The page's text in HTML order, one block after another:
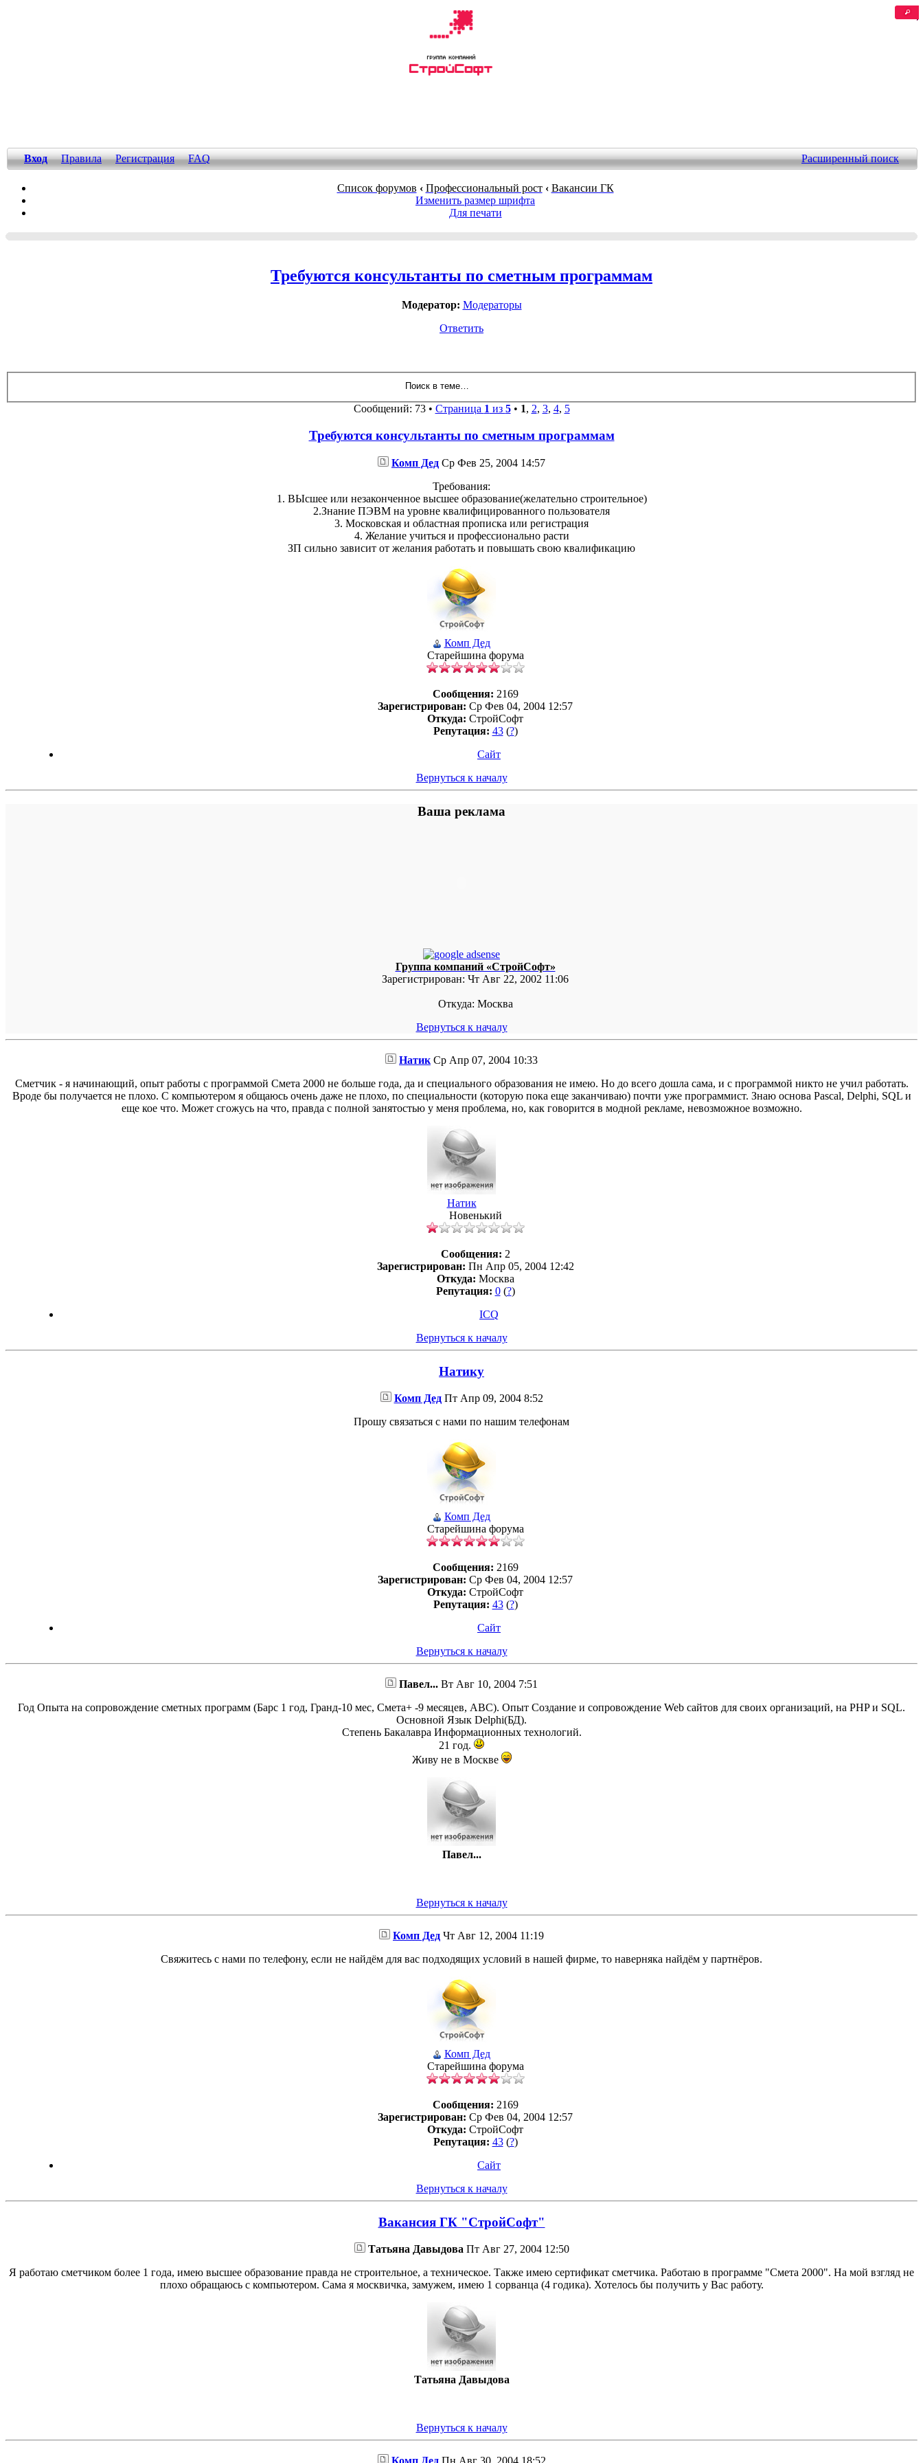
Вход Правила Регистрация FAQ Расширенный поиск
Список форумов ‹ Профессиональный рост ‹ Вакансии ГК
Изменить размер шрифта
Для печати
Требуются консультанты по сметным программам
Модератор: Модераторы
Ответить
Сообщений: 73 • Страница 1из 5• 1, 2, 3, 4, 5
Требуются консультанты по сметным программам
Комп Дед Ср Фев 25, 2004 14:57
Требования:
1. ВЫсшее или незаконченное высшее образование(желательно строительное)
2.Знание ПЭВМ на уровне квалифицированного пользователя
3. Московская и областная прописка или регистрация
4. Желание учиться и профессионально расти
ЗП сильно зависит от желания работать и повышать свою квалификацию
Комп Дед
Старейшина форума
Сообщения: 2169
Зарегистрирован: Ср Фев 04, 2004 12:57
Откуда: СтройСофт
Репутация: 43(?)
Сайт
Вернуться к началу
Ваша реклама
Группа компаний «СтройСофт»
Зарегистрирован: Чт Авг 22, 2002 11:06
Откуда: Москва
Вернуться к началу
Натик Ср Апр 07, 2004 10:33
Сметчик - я начинающий, опыт работы с программой Смета 2000 не больше года, да и специального образования не имею. Но до всего дошла сама, и с программой никто не учил работать.
Вроде бы получается не плохо. С компьютером я общаюсь очень даже не плохо, по специальности (которую пока еще заканчиваю) почти уже программист. Знаю основа Pascal, Delphi, SQL и
еще кое что. Может сгожусь на что, правда с полной занятостью у меня проблема, но, как говорится в модной рекламе, невозможное возможно.
Натик
Новенький
Сообщения: 2
Зарегистрирован: Пн Апр 05, 2004 12:42
Откуда: Москва
Репутация: 0(?)
ICQ
Вернуться к началу
Натику
Комп ДедПт Апр 09, 2004 8:52
Прошу связаться с нами по нашим телефонам
Комп Дед
Старейшина форума
Сообщения: 2169
Зарегистрирован: Ср Фев 04, 2004 12:57
Откуда: СтройСофт
Репутация: 43(?)
Сайт
Вернуться к началу
Павел... Вт Авг 10, 2004 7:51
Год Опыта на сопровождение сметных программ (Барс 1 год, Гранд-10 мес, Смета+ -9 месяцев, АВС). Опыт Создание и сопровождение Web сайтов для своих организаций, на PHP и SQL.
Основной Язык Delphi(БД).
Степень Бакалавра Информационных технологий.
21 год.
Живу не в Москве
Павел...
Вернуться к началу
Комп Дед Чт Авг 12, 2004 11:19
Свяжитесь с нами по телефону, если не найдём для вас подходящих условий в нашей фирме, то наверняка найдём у партнёров.
Комп Дед
Старейшина форума
Сообщения: 2169
Зарегистрирован: Ср Фев 04, 2004 12:57
Откуда: СтройСофт
Репутация: 43(?)
Сайт
Вернуться к началу
Вакансия ГК "СтройСофт"
Татьяна Давыдова Пт Авг 27, 2004 12:50
Я работаю сметчиком более 1 года, имею высшее образование правда не строительное, а техническое. Также имею сертификат сметчика. Работаю в программе "Смета 2000". На мой взгляд не
плохо обращаюсь с компьютером. Сама я москвичка, замужем, имею 1 сорванца (4 годика). Хотелось бы получить у Вас работу.
Татьяна Давыдова
Вернуться к началу
Комп ДедПн Авг 30, 2004 18:52